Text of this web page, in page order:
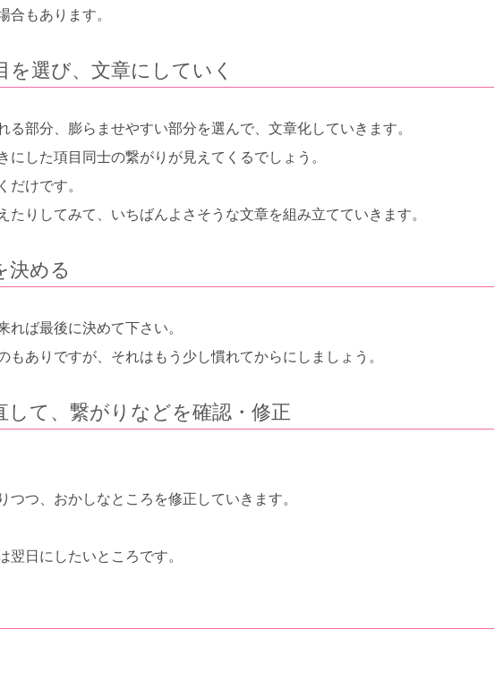
合もあります。
選び、文章にしていく
部分、膨らませやすい部分を選んで、文章化していきます。
した項目同士の繋がりが見えてくるでしょう。
だけです。
りしてみて、いちばんよさそうな文章を組み立てていきます。
決める
れば最後に決めて下さい。
ありですが、それはもう少し慣れてからにしましょう。
て、繋がりなどを確認・修正
つ、おかしなところを修正していきます。
日にしたいところです。